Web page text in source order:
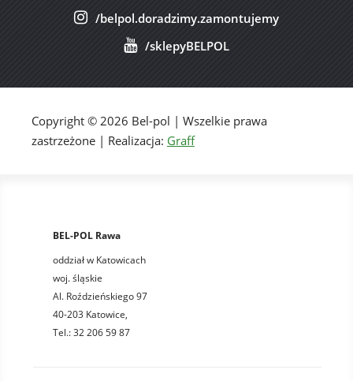
/belpol.doradzimy.zamontujemy
/sklepyBELPOL
Copyright © 2026 Bel-pol | Wszelkie prawa
zastrzeżone | Realizacja: Graff
BEL-POL Rawa
oddział w Katowicach
woj. śląskie
Al. Roździeńskiego 97
40-203 Katowice,
Tel.: 32 206 59 87